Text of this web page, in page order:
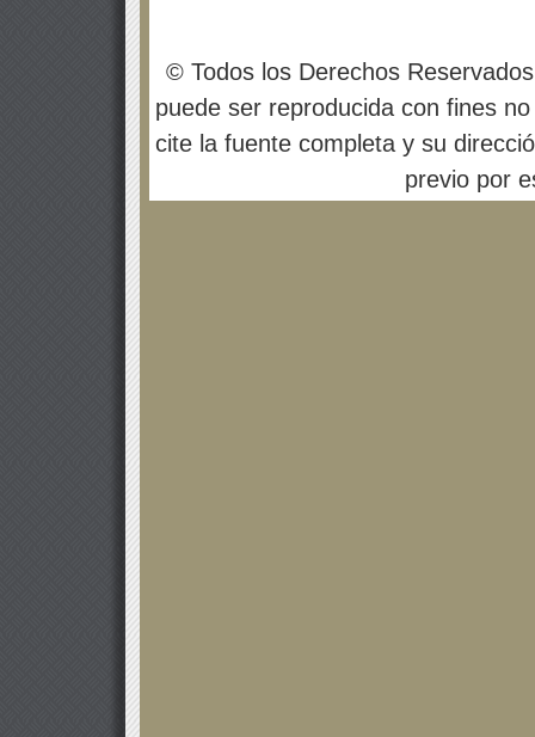
© Todos los Derechos
puede ser reproducida con fines
cite la fuente completa y su
previo por